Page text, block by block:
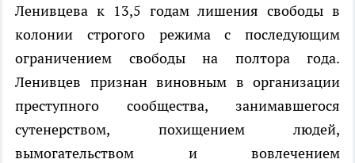
Ленивцева к 13,5 годам лишения свободы в
колонии строгого режима с последующим
ограничением свободы на полтора года.
Ленивцев признан виновным в организации
преступного сообщества, занимавшегося
сутенерством, похищением людей,
вымогательством и вовлечением